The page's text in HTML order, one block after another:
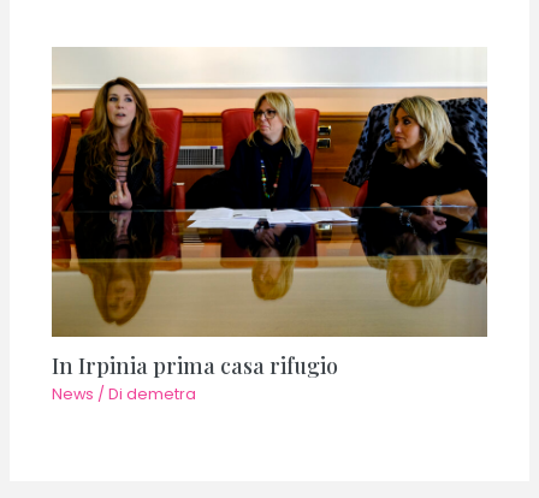
In Irpinia prima casa rifugio
News / Di demetra